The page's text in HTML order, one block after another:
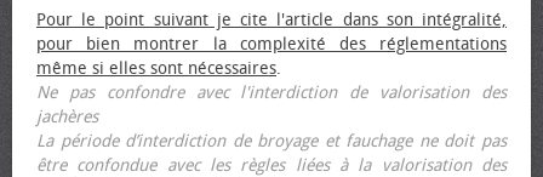
Pour le point suivant je cite l'article dans son intégralité,
pour bien montrer la complexité des réglementations
même si elles sont nécessaires.
Ne pas confondre avec l'interdiction de valorisation des
jachères
La période d’interdiction de broyage et fauchage ne doit pas
être confondue avec les règles liées à la valorisation des